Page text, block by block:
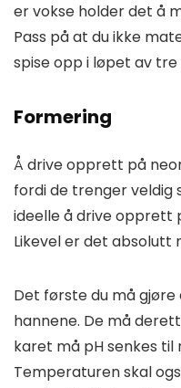
er vokse holder det å
Pass på at du ikke
spise opp i løpet av
Formering
Å drive opprett på
fordi de trenger veldig
ideelle å drive opprett
Likevel er det absolutt
Det første du må gjøre
hannene. De må
karet må pH senkes til
Temperaturen skal